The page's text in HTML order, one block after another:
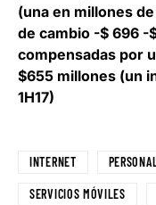
(una en millones de
de cambio -$ 696 -
compensadas por
$655 millones (un
1H17)
INTERNET
SERVICIOS MÓVILES